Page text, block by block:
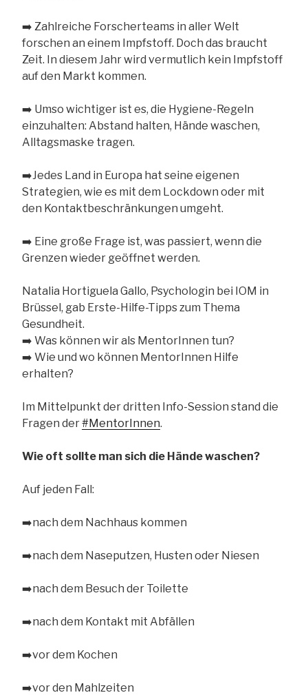
➡️ Zahlreiche Forscherteams in aller Welt
forschen an einem Impfstoff. Doch das braucht
Zeit. In diesem Jahr wird vermutlich kein Impfstoff
auf den Markt kommen.
➡️ Umso wichtiger ist es, die Hygiene-Regeln
einzuhalten: Abstand halten, Hände waschen,
Alltagsmaske tragen.
➡️Jedes Land in Europa hat seine eigenen
Strategien, wie es mit dem Lockdown oder mit
den Kontaktbeschränkungen umgeht.
➡️ Eine große Frage ist, was passiert, wenn die
Grenzen wieder geöffnet werden.
Natalia Hortiguela Gallo, Psychologin bei IOM in
Brüssel, gab Erste-Hilfe-Tipps zum Thema
Gesundheit.
➡️ Was können wir als MentorInnen tun?
➡️ Wie und wo können MentorInnen Hilfe
erhalten?
Im Mittelpunkt der dritten Info-Session stand die
Fragen der#MentorInnen.
Wie oft sollte man sich die Hände waschen?
Auf jeden Fall:
➡️nach dem Nachhaus kommen
➡️nach dem Naseputzen, Husten oder Niesen
➡️nach dem Besuch der Toilette
➡️nach dem Kontakt mit Abfällen
➡️vor dem Kochen
➡️vor den Mahlzeiten